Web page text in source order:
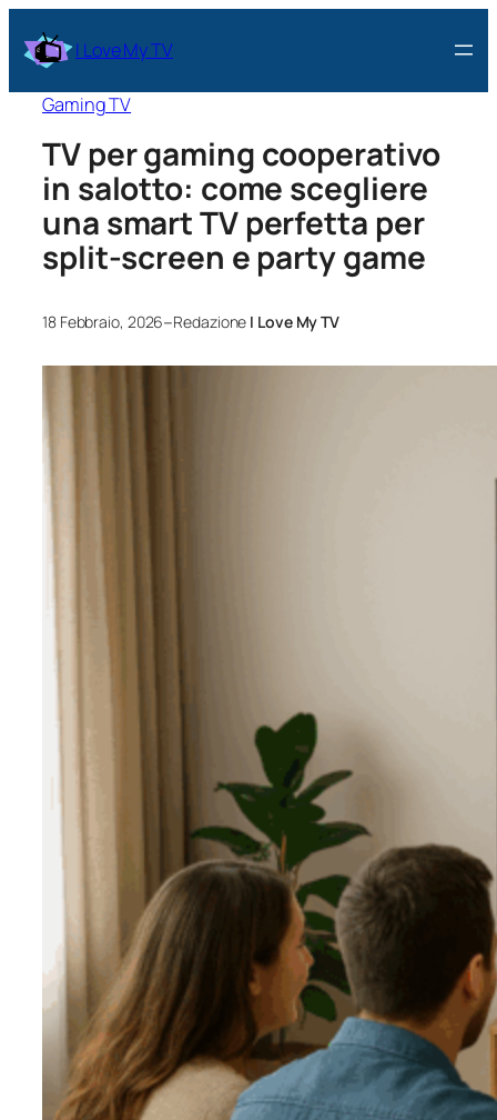
I Love My TV
Gaming TV
TV per gaming cooperativo
in salotto: come scegliere
una smart TV perfetta per
split‑screen e party game
18 Febbraio, 2026–Redazione I Love My TV